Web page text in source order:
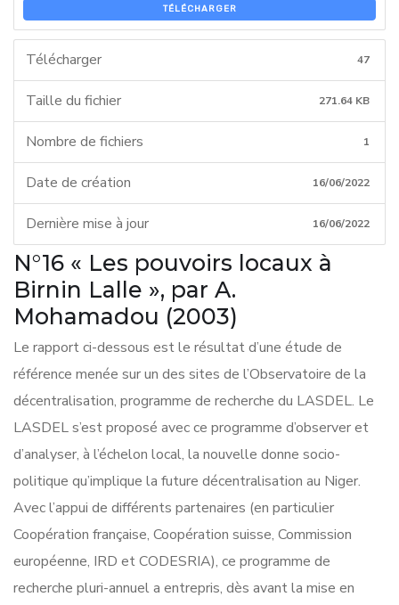
TÉLÉCHARGER
Télécharger 47
Taille du fichier 271.64 KB
Nombre de fichiers 1
Date de création 16/06/2022
Dernière mise à jour 16/06/2022
N°16 « Les pouvoirs locaux à
Birnin Lalle », par A.
Mohamadou (2003)
Le rapport ci-dessous est le résultat d’une étude de
référence menée sur un des sites de l’Observatoire de la
décentralisation, programme de recherche du LASDEL. Le
LASDEL s’est proposé avec ce programme d’observer et
d’analyser, à l’échelon local, la nouvelle donne socio-
politique qu’implique la future décentralisation au Niger.
Avec l’appui de différents partenaires (en particulier
Coopération française, Coopération suisse, Commission
européenne, IRD et CODESRIA), ce programme de
recherche pluri-annuel a entrepris, dès avant la mise en